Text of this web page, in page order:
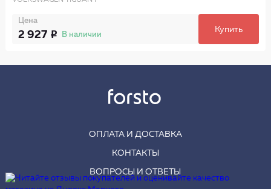
Цена
2 927 В наличии
Купить
ОПЛАТА И ДОСТАВКА
КОНТАКТЫ
ВОПРОСЫ И ОТВЕТЫ